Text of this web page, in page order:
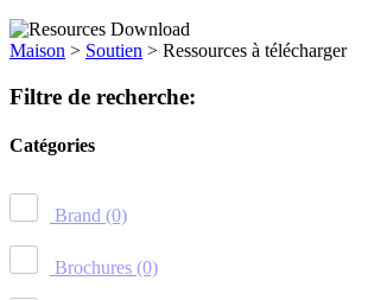
Maison > Soutien > Ressources à télécharger
Filtre de recherche:
Catégories
Brand (0)
Brochures (0)